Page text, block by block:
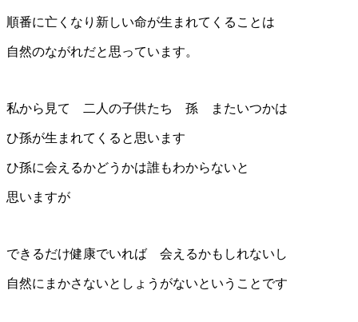
順番に亡くなり新しい命が生まれてくることは
自然のながれだと思っています。
私から見て 二人の子供たち 孫 またいつかは
ひ孫が生まれてくると思います
ひ孫に会えるかどうかは誰もわからないと
思いますが
できるだけ健康でいれば 会えるかもしれないし
自然にまかさないとしょうがないということです